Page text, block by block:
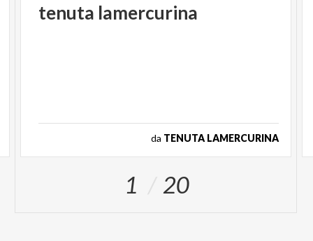
tenuta lamercurina
da TENUTA LAMERCURINA
1 20